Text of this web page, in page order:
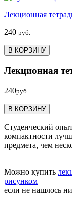
Лекционная
240 руб.
В КОРЗИНУ
Лекционная
240руб.
В КОРЗИНУ
Студенческий
компактности
предмета, чем
Можно купить
рисунком
если не нашлось